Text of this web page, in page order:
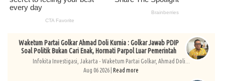
Waketum Partai Golkar Ahmad Doli Kurnia : Golkar Jawab PDIP
Soal Politik Bukan Cari Enak, Hormati Parpol Luar Pemerintah
Infokita Investigasi, Jakarta - Waketum Partai Golkar, Ahmad Doli...
Aug 06 2026 | Read more